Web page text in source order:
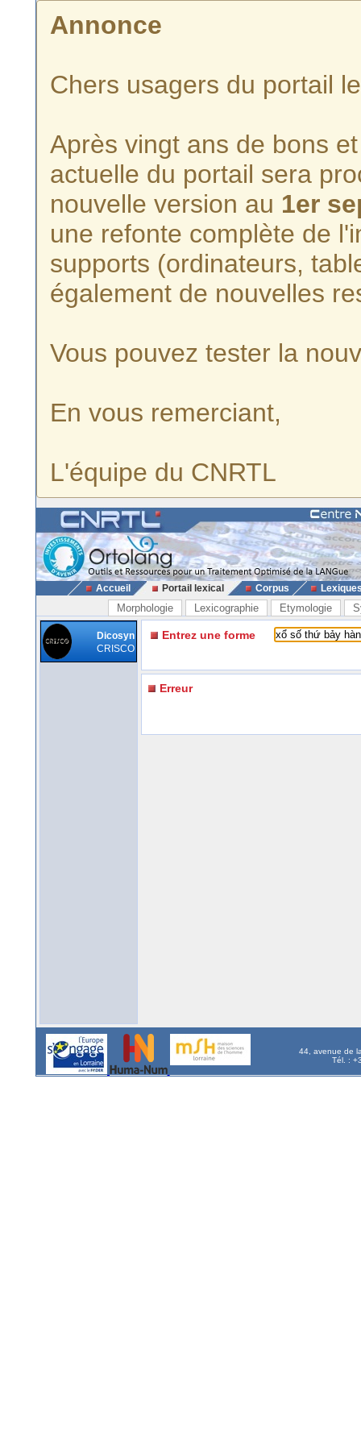
Annonce
Chers usagers du portail
Après vingt ans de bons
actuelle du portail sera
nouvelle version au 1er
une refonte complète de
supports (ordinateurs,
également de nouvelles
Vous pouvez tester la
En vous remerciant,
L'équipe du CNRTL
Accueil Portail lexical Corpus
Morphologie Lexicographie Etymologie
Dicosyn
CRISCO
Entrez une forme
Erreur
44, avenue de
Tél. :